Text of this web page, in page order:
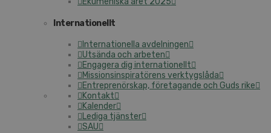
Internationellt
Internationella avdelningen
Utsända och arbeten
Engagera dig internationellt
Missionsinspiratörens verktygslåda
Entreprenörskap, företagande och Guds rike
Kontakt
Kalender
Lediga tjänster
SAU